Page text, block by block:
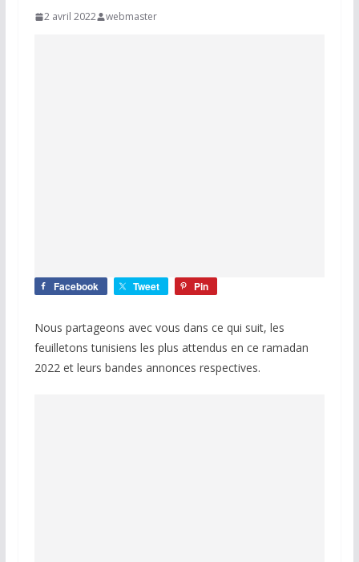
2 avril 2022 webmaster
Facebook Tweet Pin
Nous partageons avec vous dans ce qui suit, les
feuilletons tunisiens les plus attendus en ce ramadan
2022 et leurs bandes annonces respectives.